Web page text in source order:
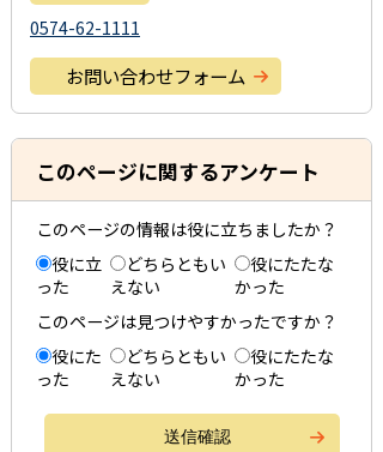
0574-62-1111
お問い合わせフォーム
このページに関するアンケート
このページの情報は役に立ちましたか？
役に立
った
どちらともい
えない
役にたたな
かった
このページは見つけやすかったですか？
役にた
った
どちらともい
えない
役にたたな
かった